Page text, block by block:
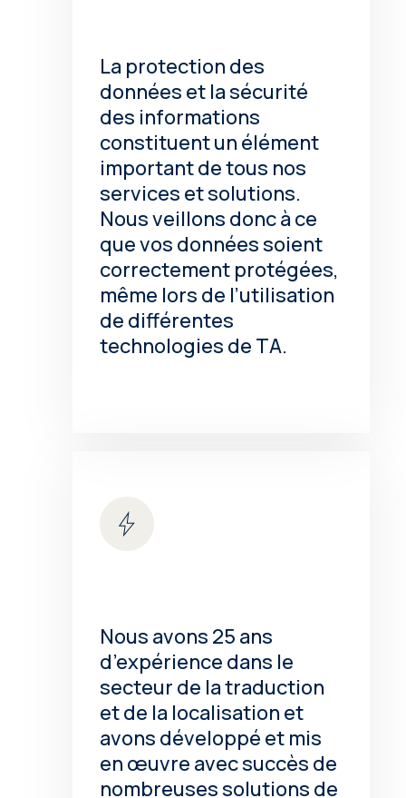
La protection des
données et la sécurité
des informations
constituent un élément
important de tous nos
services et solutions.
Nous veillons donc à ce
que vos données soient
correctement protégées,
même lors de l’utilisation
de différentes
technologies de TA.
Nous avons 25 ans
d’expérience dans le
secteur de la traduction
et de la localisation et
avons développé et mis
en œuvre avec succès de
nombreuses solutions de